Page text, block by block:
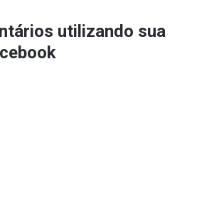
utilizando sua